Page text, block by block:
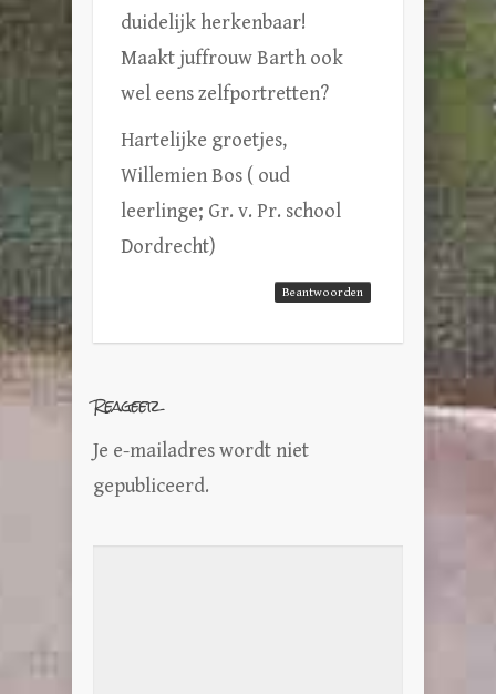
duidelijk herkenbaar!
Maakt juffrouw Barth ook
wel eens zelfportretten?
Hartelijke groetjes,
Willemien Bos ( oud
leerlinge; Gr. v. Pr. school
Dordrecht)
Beantwoorden
Reageer
Je e-mailadres wordt niet
gepubliceerd.